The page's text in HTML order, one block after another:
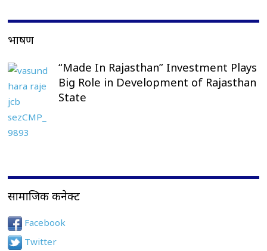
भाषण
“Made In Rajasthan” Investment Plays
Big Role in Development of Rajasthan
State
सामाजिक कनेक्ट
Facebook
Twitter